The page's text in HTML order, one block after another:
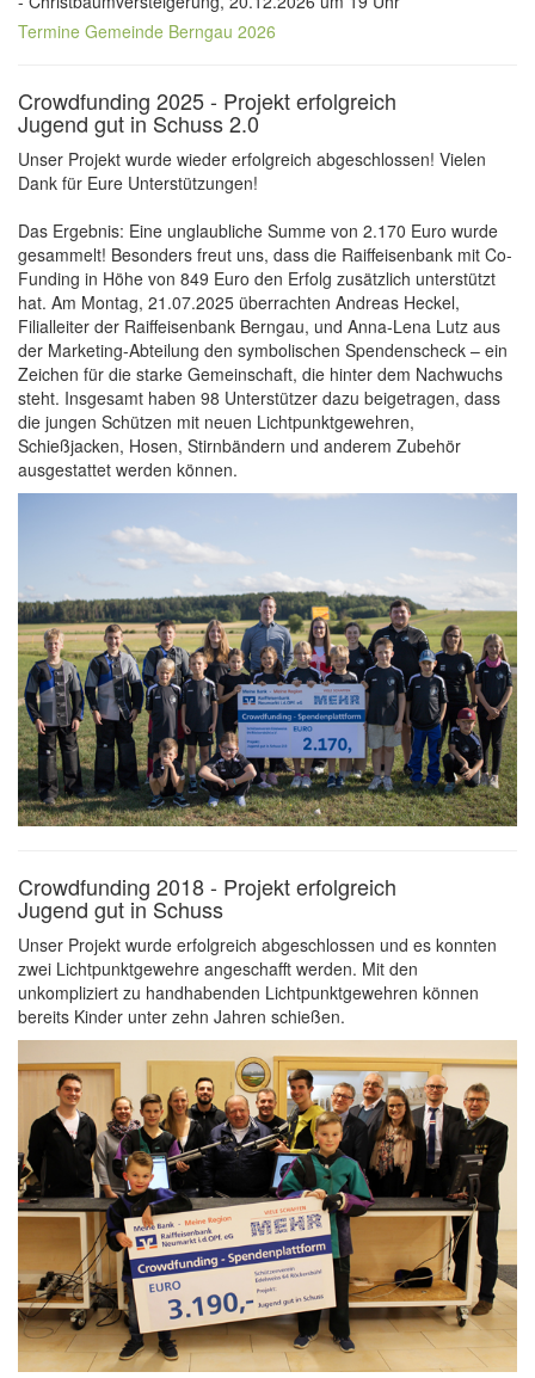
Termine Gemeinde Berngau 2026
Crowdfunding 2025 - Projekt erfolgreich
Jugend gut in Schuss 2.0
Unser Projekt wurde wieder erfolgreich abgeschlossen! Vielen
Dank für Eure Unterstützungen!
Das Ergebnis: Eine unglaubliche Summe von 2.170 Euro wurde
gesammelt! Besonders freut uns, dass die Raiffeisenbank mit Co-
Funding in Höhe von 849 Euro den Erfolg zusätzlich unterstützt
hat. Am Montag, 21.07.2025 überrachten Andreas Heckel,
Filialleiter der Raiffeisenbank Berngau, und Anna-Lena Lutz aus
der Marketing-Abteilung den symbolischen Spendenscheck – ein
Zeichen für die starke Gemeinschaft, die hinter dem Nachwuchs
steht. Insgesamt haben 98 Unterstützer dazu beigetragen, dass
die jungen Schützen mit neuen Lichtpunktgewehren,
Schießjacken, Hosen, Stirnbändern und anderem Zubehör
ausgestattet werden können.
Crowdfunding 2018 - Projekt erfolgreich
Jugend gut in Schuss
Unser Projekt wurde erfolgreich abgeschlossen und es konnten
zwei Lichtpunktgewehre angeschafft werden. Mit den
unkompliziert zu handhabenden Lichtpunktgewehren können
bereits Kinder unter zehn Jahren schießen.